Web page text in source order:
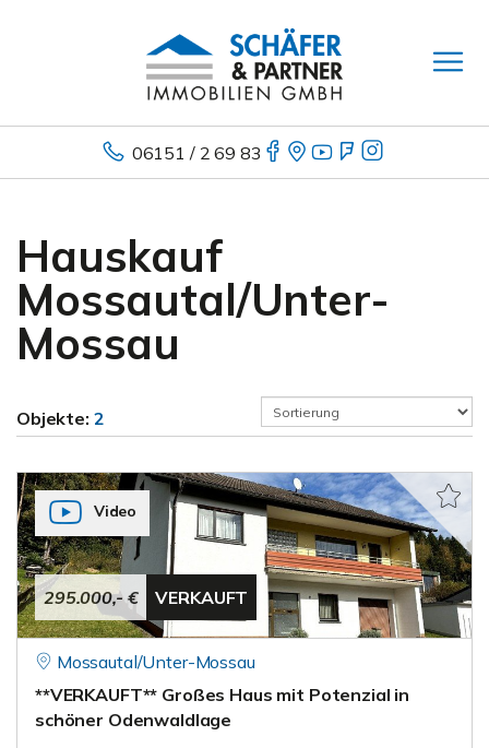
06151 / 2 69 83
Hauskauf
Mossautal/Unter-
Mossau
Objekte: 2
295.000,- € VERKAUFT
Video
Mossautal/Unter-Mossau
**VERKAUFT** Großes Haus mit Potenzial in
schöner Odenwaldlage